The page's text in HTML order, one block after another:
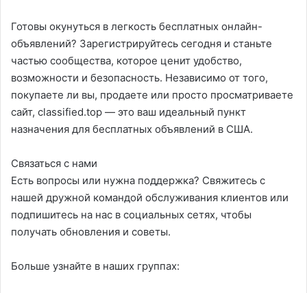
Готовы окунуться в легкость бесплатных онлайн-
объявлений? Зарегистрируйтесь сегодня и станьте
частью сообщества, которое ценит удобство,
возможности и безопасность. Независимо от того,
покупаете ли вы, продаете или просто просматриваете
сайт, classified.top — это ваш идеальный пункт
назначения для бесплатных объявлений в США.
Связаться с нами
Есть вопросы или нужна поддержка? Свяжитесь с
нашей дружной командой обслуживания клиентов или
подпишитесь на нас в социальных сетях, чтобы
получать обновления и советы.
Больше узнайте в наших группах: